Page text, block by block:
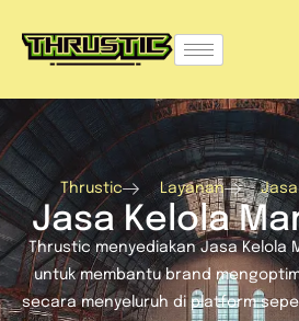
Thrustic Layanan
Jasa Kelola
Thrustic menyediakan Jasa Kelola
untuk membantu brand
secara menyeluruh di platform